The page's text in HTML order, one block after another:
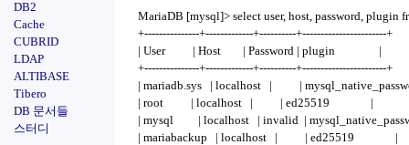
DB2
Cache
CUBRID
LDAP
ALTIBASE
Tibero
DB 문서들
스터디
MariaDB [mysql]> select user, host, password, plugin
+---------------+-------------+----------+-----------------------+
| User | Host | Password | plugin |
+---------------+-------------+----------+-----------------------+
| mariadb.sys | localhost | |
| root | localhost | | ed25519 |
| mysql | localhost | invalid |
| mariabackup | localhost | | ed25519 |